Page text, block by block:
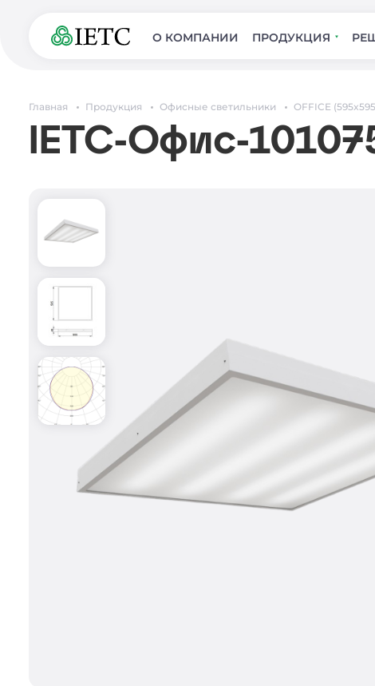
О КОМПАНИИ ПРОДУКЦИЯ
Главная Продукция Офисные светильники OFFICE
IETC-Офис-